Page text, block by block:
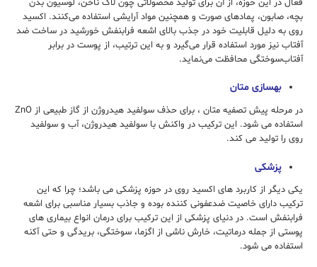
فعال در این حوزه، از آن برای تولید محصولاتی چون لاک ناخن، لوسیون بدن
بچه، صابون، پمادهای صورت و همچنین مواد آرایشی استفاده می‌کنند. اکسید
روی به دلیل قابلیت خود در جذب بالای اشعه فرابنفش خورشید در ساخت ضد
آفتاب نیز مورد استفاده قرار می‌گیرد و به این ترتیب، از پوست در برابر
آفتاب‌سوختگی محافظت می‌نماید.
بهسازی متان
در مرحله پیش تصفیه متان ، برای حذف سولفید هیدروژن از گاز طبیعی از ZnO
استفاده می شود. این ترکیب در واکنش با سولفید هیدروژن، آب و سولفید
روی را تولید می کند.
پزشکی
یکی دیگر از کاربرد های اکسید روی در حوزه پزشکی می باشد؛ چرا که این
ترکیب دارای خاصیت ضدعفونی کننده بوده و جاذب بسیار مناسبی برای اشعه
فرابنفش است. در دنیای پزشکی از این ترکیب برای درمان انواع بیماری های
پوستی از جمله درماتیت، خارش ناشی از اگزما، سوختگی، بریدگی و حتی آکنه
استفاده می شود.